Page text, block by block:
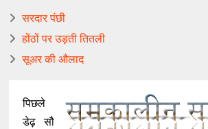
सरदार पंछी
होंठों पर उड़ती तितली
सूअर की औलाद
पिछले
डेढ़ सौ